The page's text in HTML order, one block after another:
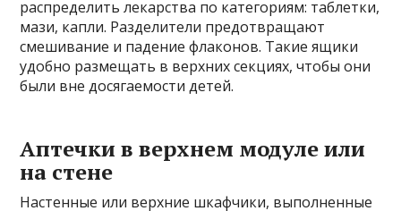
распределить лекарства по категориям: таблетки,
мази, капли. Разделители предотвращают
смешивание и падение флаконов. Такие ящики
удобно размещать в верхних секциях, чтобы они
были вне досягаемости детей.
Аптечки в верхнем модуле или
на стене
Настенные или верхние шкафчики, выполненные